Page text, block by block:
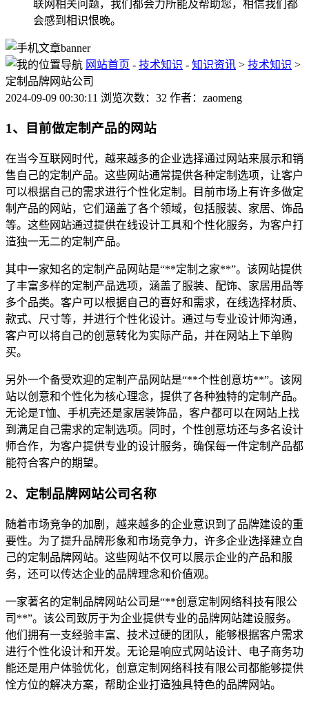
联网相关问题，我们都会力所能及帮助您，相信我们都
会感到相识恨晚。
网站首页 - 技术知识 - 知识资讯 > 技术知识 >
定制品牌网站公司
2024-09-09 00:30:11 浏览次数：32 作者：zaomeng
1、目前做定制产品的网站
在当今互联网时代，越来越多的企业选择通过网站来展示和销
售自己的定制产品。这些网站通常提供各种定制选项，让客户
可以根据自己的需求进行个性化定制。目前市场上有许多做定
制产品的网站，它们涵盖了各个领域，包括服装、家居、饰品
等。这些网站通过提供在线设计工具和个性化服务，为客户打
造独一无二的定制产品。
其中一家知名的定制产品网站是“**定制之家**”。该网站提供
了丰富多样的定制产品选项，涵盖了服装、配饰、家居用品等
多个品类。客户可以根据自己的喜好和需求，在线选择材质、
款式、尺寸等，并进行个性化设计。通过与专业设计师沟通，
客户可以将自己的创意转化为实际产品，并在网站上下单购
买。
另外一个备受欢迎的定制产品网站是“**个性创意坊**”。该网
站以创意和个性化为核心理念，提供了各种独特的定制产品。
无论是T恤、手机壳还是家居装饰品，客户都可以在网站上找
到满足自己需求的定制选项。同时，个性创意坊还与多名设计
师合作，为客户提供专业的设计服务，确保每一件定制产品都
能符合客户的期望。
2、定制品牌网站公司名称
随着市场竞争的加剧，越来越多的企业意识到了品牌建设的重
要性。为了提升品牌形象和市场竞争力，许多企业选择建立自
己的定制品牌网站。这些网站不仅可以展示企业的产品和服
务，还可以传达企业的品牌理念和价值观。
一家著名的定制品牌网站公司是“**创意定制网络科技有限公
司**”。该公司致厉于为企业提供专业的品牌网站建设服务。
他们拥有一支经验丰富、技术过硬的团队，能够根据客户需求
进行个性化设计和开发。无论是响应式网站设计、电子商务功
能还是用户体验优化，创意定制网络科技有限公司都能够提供
恮方位的解决方案，帮助企业打造独具特色的品牌网站。